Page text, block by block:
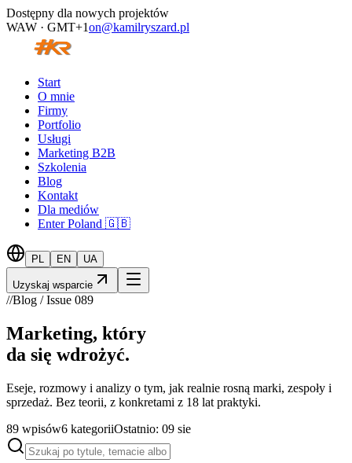
Dostępny dla nowych projektów
WAW · GMT+1on@kamilryszard.pl
Start
O mnie
Firmy
Portfolio
Usługi
Marketing B2B
Szkolenia
Blog
Kontakt
Dla mediów
Enter Poland 🇬🇧
PL EN UA
Uzyskaj wsparcie
//Blog / Issue 089
Marketing, który
da się wdrożyć.
Eseje, rozmowy i analizy o tym, jak realnie rosną marki, zespoły i
sprzedaż. Bez teorii, z konkretami z 18 lat praktyki.
89 wpisów6 kategoriiOstatnio: 09 sie